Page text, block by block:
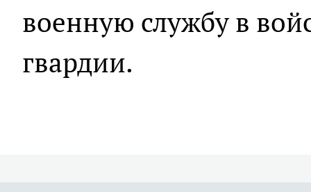
военную службу в
гвардии.